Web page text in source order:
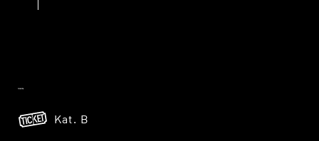
Kat. B